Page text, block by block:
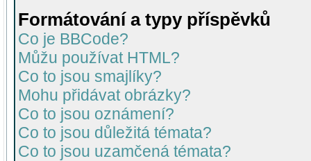
Formátování a typy příspěvků
Co je BBCode?
Můžu používat HTML?
Co to jsou smajlíky?
Mohu přidávat obrázky?
Co to jsou oznámení?
Co to jsou důležitá témata?
Co to jsou uzamčená témata?